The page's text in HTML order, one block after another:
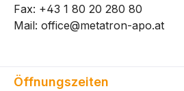
Fax: +43 1 80 20 280 80
Mail: office@metatron-apo.at
Öffnungszeiten